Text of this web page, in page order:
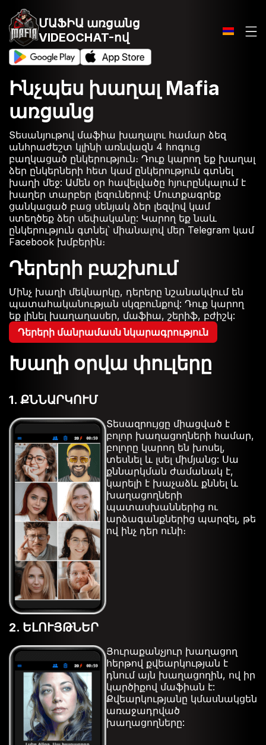
ՄԱՖԻԱ առցանց
VIDEOCHAT-ով
Ինչպես խաղալ Mafia
առցանց
Տեսանյութով մաֆիա խաղալու համար ձեզ
անհրաժեշտ կլինի առնվազն 4 հոգուց
բաղկացած ընկերություն։ Դուք կարող եք խաղալ
ձեր ընկերների հետ կամ ընկերություն գտնել
խաղի մեջ: Ամեն օր հավելվածը հյուրընկալում է
խաղեր տարբեր լեզուներով: Մուտքագրեք
ցանկացած բաց սենյակ ձեր լեզվով կամ
ստեղծեք ձեր սեփականը: Կարող եք նաև
ընկերություն գտնել՝ միանալով մեր Telegram կամ
Facebook խմբերին։
Դերերի բաշխում
Մինչ խաղի մեկնարկը, դերերը նշանակվում են
պատահականության սկզբունքով: Դուք կարող
եք լինել խաղաղասեր, մաֆիա, շերիֆ, բժիշկ:
Դերերի մանրամասն նկարագրություն
Խաղի օրվա փուլերը
1. ՔՆՆԱՐԿՈՒՄ
Տեսազրույցը միացված է
բոլոր խաղացողների համար,
բոլորը կարող են խոսել,
տեսնել և լսել միմյանց: Սա
քննարկման ժամանակ է,
կարելի է խաչաձև քննել և
խաղացողների
պատասխաններից ու
արձագանքներից պարզել, թե
ով ինչ դեր ունի։
2. ԵԼՈՒՅԹՆԵՐ
Յուրաքանչյուր խաղացող
հերթով քվեարկության է
դնում այն ​​խաղացողին, ով իր
կարծիքով մաֆիան է:
Քվեարկությանը կմասնակցեն
առաջադրված
խաղացողները: